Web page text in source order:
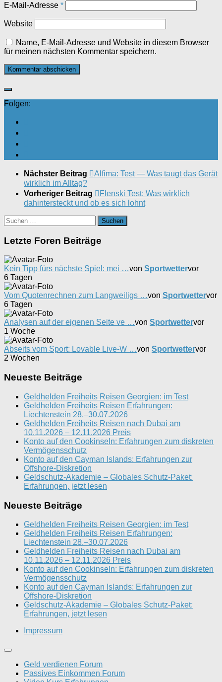
E-Mail-Adresse *
Website
Name, E-Mail-Adresse und Website in diesem Browser
für meinen nächsten Kommentar speichern.
Folgen:
Nächster Beitrag
Alfima: Test — Was taugt das Gerät
wirklich im Alltag?
Vorheriger Beitrag
Flenski Test: Was wirklich
dahintersteckt und ob es sich lohnt
Suchen
nach:
Letzte Foren Beiträge
Kein Tipp fürs nächste Spiel: mei …von Sportwettervor
6 Tagen
Vom Quotenrechnen zum Langweiligs …von Sportwettervor
6 Tagen
Analysen auf der eigenen Seite ve …von Sportwettervor
1 Woche
Abseits vom Sport: Lovable Live-W …von Sportwettervor
2 Wochen
Neueste Beiträge
Geldhelden Freiheits Reisen Georgien: im Test
Geldhelden Freiheits Reisen Erfahrungen:
Liechtenstein 28.–30.07.2026
Geldhelden Freiheits Reisen nach Dubai am
10.11.2026 – 12.11.2026 Preis
Konto auf den Cookinseln: Erfahrungen zum diskreten
Vermögensschutz
Konto auf den Cayman Islands: Erfahrungen zur
Offshore-Diskretion
Geldschutz-Akademie – Globales Schutz-Paket:
Erfahrungen, jetzt lesen
Neueste Beiträge
Geldhelden Freiheits Reisen Georgien: im Test
Geldhelden Freiheits Reisen Erfahrungen:
Liechtenstein 28.–30.07.2026
Geldhelden Freiheits Reisen nach Dubai am
10.11.2026 – 12.11.2026 Preis
Konto auf den Cookinseln: Erfahrungen zum diskreten
Vermögensschutz
Konto auf den Cayman Islands: Erfahrungen zur
Offshore-Diskretion
Geldschutz-Akademie – Globales Schutz-Paket:
Erfahrungen, jetzt lesen
Impressum
Geld verdienen Forum
Passives Einkommen Forum